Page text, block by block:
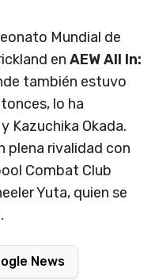
Mundial de
en AEW All In:
también estuvo
lo ha
Kazuchika Okada.
plena rivalidad con
Combat Club
Yuta, quien se
News